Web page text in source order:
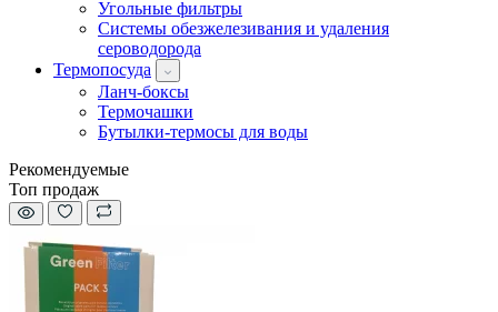
Угольные фильтры
Системы обезжелезивания и удаления
сероводорода
Термопосуда
Ланч-боксы
Термочашки
Бутылки-термосы для воды
Рекомендуемые
Топ продаж